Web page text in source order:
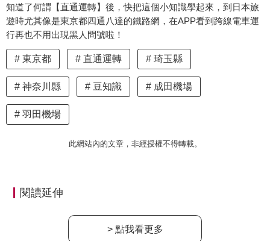
知道了何謂【直通運轉】後，快把這個小知識學起來，到日本旅
遊時尤其像是東京都四通八達的鐵路網，在APP看到跨線電車運
行再也不用出現黑人問號啦！
東京都 直通運轉 琦玉縣
神奈川縣 豆知識 成田機場
羽田機場
此網站內的文章，非經授權不得轉載。
閱讀延伸
> 點我看更多